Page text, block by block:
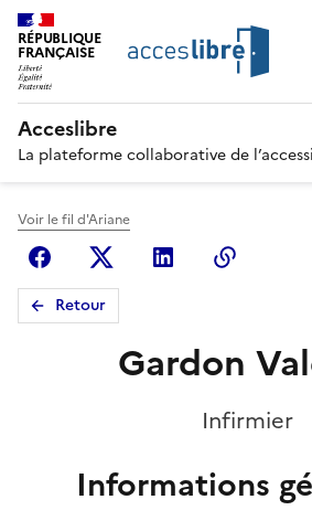
RÉPUBLIQUE
FRANÇAISE
Acceslibre
La plateforme collaborative de
Voir le fil d'Ariane
FacebookX (anciennement
Linkedin
Retour
Gardon
Infirmier
Informations